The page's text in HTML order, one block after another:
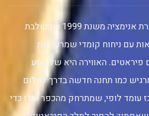
ואן פיס היא סדרת אנימציה משנת 1999 שמשלבת
עם ניחוח קומדי שמרכך את
האווירה היא של מסע
כמו תחנה חדשה בדרך לחלום
עומד לופי, שמתרחק מהכפר שלו כדי